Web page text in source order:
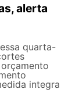
alerta
quarta-
integra